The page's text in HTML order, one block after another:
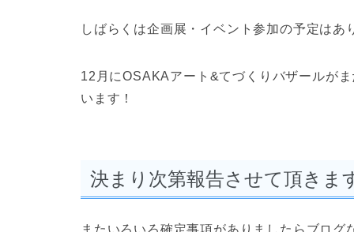
しばらくは企画展・イベント参加の予定はあ
12月にOSAKAアート&てづくりバザールが
います！
決まり次第報告させて頂きま